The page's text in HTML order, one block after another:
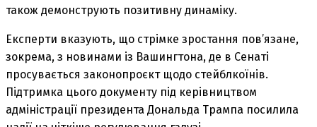
також демонструють позитивну динаміку.
Експерти вказують, що стрімке зростання пов’язане,
зокрема, з новинами із Вашингтона, де в Сенаті
просувається законопроєкт щодо стейблкоїнів.
Підтримка цього документу під керівництвом
адміністрації президента Дональда Трампа посилила